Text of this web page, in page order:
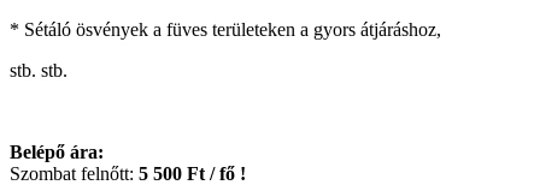
* Sétáló ösvények a füves területeken a gyors átjáráshoz,
stb. stb.
Belépő ára:
Szombat felnőtt: 5 500 Ft / fő !